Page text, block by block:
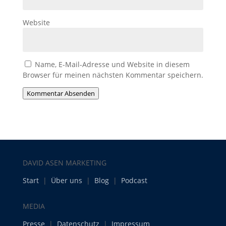
Website
Name, E-Mail-Adresse und Website in diesem
Browser für meinen nächsten Kommentar speichern.
Kommentar Absenden
DAVID ASEN MARKETING
Start| Über uns | Blog| Podcast
MEDIA
Presse | Datenschutz | Impressum